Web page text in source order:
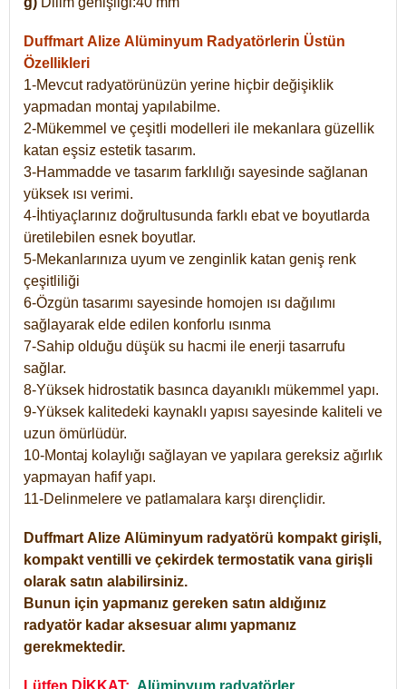
Duffmart Alize Alüminyum Radyatörlerin Üstün
Özellikleri
1-Mevcut radyatörünüzün yerine hiçbir değişiklik
yapmadan montaj yapılabilme.
2-Mükemmel ve çeşitli modelleri ile mekanlara güzellik
katan eşsiz estetik tasarım.
3-Hammadde ve tasarım farklılığı sayesinde sağlanan
yüksek ısı verimi.
4-İhtiyaçlarınız doğrultusunda farklı ebat ve boyutlarda
üretilebilen esnek boyutlar.
5-Mekanlarınıza uyum ve zenginlik katan geniş renk
çeşitliliği
6-Özgün tasarımı sayesinde homojen ısı dağılımı
sağlayarak elde edilen konforlu ısınma
7-Sahip olduğu düşük su hacmi ile enerji tasarrufu
sağlar.
8-Yüksek hidrostatik basınca dayanıklı mükemmel yapı.
9-Yüksek kalitedeki kaynaklı yapısı sayesinde kaliteli ve
uzun ömürlüdür.
10-Montaj kolaylığı sağlayan ve yapılara gereksiz ağırlık
yapmayan hafif yapı.
11-Delinmelere ve patlamalara karşı dirençlidir.
Duffmart Alize Alüminyum radyatörü kompakt girişli,
kompakt ventilli ve çekirdek termostatik vana girişli
olarak satın alabilirsiniz.
Bunun için yapmanız gereken satın aldığınız
radyatör kadar aksesuar alımı yapmanız
gerekmektedir.
Lütfen DİKKAT: Alüminyum radyatörler